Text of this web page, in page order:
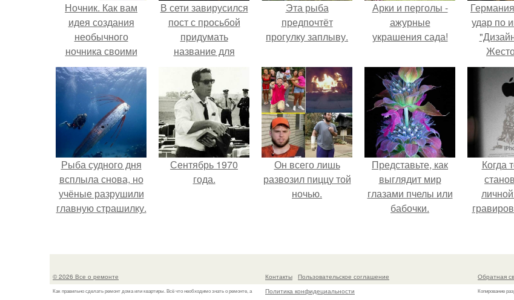
Ночник. Как вам
идея создания
необычного
ночника своими
руками со
светящейся водой?
В сети завирусился
пост с просьбой
придумать
название для
домашней
запеканки.
Эта рыба
предпочтёт
прогулку заплыву.
Арки и перголы -
ажурные
украшения сада!
удар по
Рыба судного дня
всплыла снова, но
учёные разрушили
главную страшилку.
Сентябрь 1970
года.
Он всего лишь
развозил пиццу той
ночью.
Представьте, как
выглядит мир
глазами пчелы или
бабочки.
Когда
© 2026 Все о ремонте
Как правильно сделать ремонт дома или квартиры. Всё что необходимо знать о ремонте, а
Контакты
Пользовательское соглашение
Политика конфидециальности
Обратная
Копирование